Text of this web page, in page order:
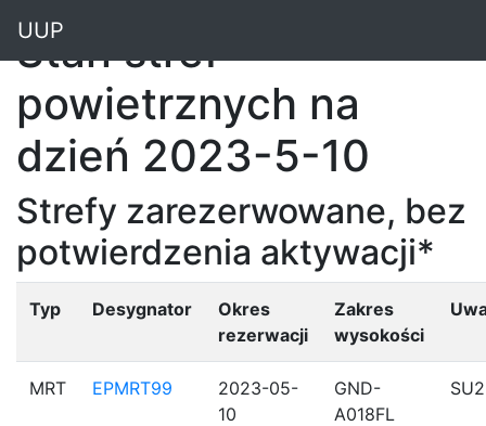
UUP
Stan stref
powietrznych na
dzień 2023-5-10
Strefy zarezerwowane, bez
potwierdzenia aktywacji*
Typ Desygnator
Okres
rezerwacji
Zakres
wysokości
MRT EPMRT99
2023-05-
10
GND-
A018FL